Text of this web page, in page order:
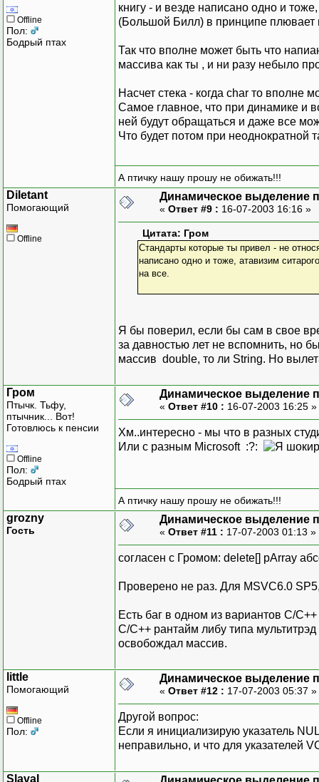
Offline
Пол:
Бодрый птах
книгу - и везде написано одно и
(Большой Билл) в принципе плювает
Так что вполне может быть что
массива как ты , и ни разу небыло
Насчет стека - когда char то вполне
Самое главное, что при динамике и
ней будут обращаться и даже все
Что будет потом при неоднократной
А птичку нашу прошу не обижать!!!
Diletant
Помогающий
Offline
Динамическое выделение
« Ответ #9 : 16-07-2003 16:16 »
Цитата: Гром
Стандарты которые ты привел - не
написано одно и тоже, атавизим
на все.
Я бы поверил, если бы сам в свое
за давностью лет не вспомнить, но
массив double, то ли String. Но
Гром
Птычк. Тьфу,
птычник... Вот!
Готовлюсь к пенсии
Offline
Пол:
Бодрый птах
Динамическое выделение
« Ответ #10 : 16-07-2003 16:25 »
Хм..интересно - мы что в разных
Или с разным Microsoft :?:
А птичку нашу прошу не обижать!!!
grozny
Гость
Динамическое выделение
« Ответ #11 : 17-07-2003 01:13 »
согласен с Громом: delete[] pArray
Проверено не раз. Для MSVC6.0
Есть баг в одном из вариантов С/
С/С++ рантайм либу типа
освобождал массив.
little
Помогающий
Offline
Пол:
Динамическое выделение
« Ответ #12 : 17-07-2003 05:37 »
Другой вопрос:
Если я инициализирую указатель
неправильно, и что для указателей
SlavaI